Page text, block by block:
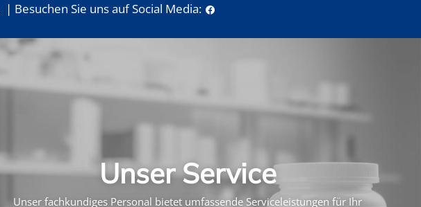
| Besuchen Sie uns auf Social Media:
Unser Service
Unser fachkundiges Personal bietet umfassende Serviceleistungen für Ihr